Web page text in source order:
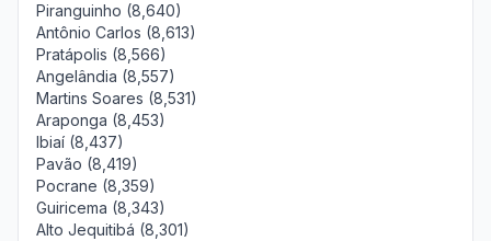
Piranguinho (8,640)
Antônio Carlos (8,613)
Pratápolis (8,566)
Angelândia (8,557)
Martins Soares (8,531)
Araponga (8,453)
Ibiaí (8,437)
Pavão (8,419)
Pocrane (8,359)
Guiricema (8,343)
Alto Jequitibá (8,301)